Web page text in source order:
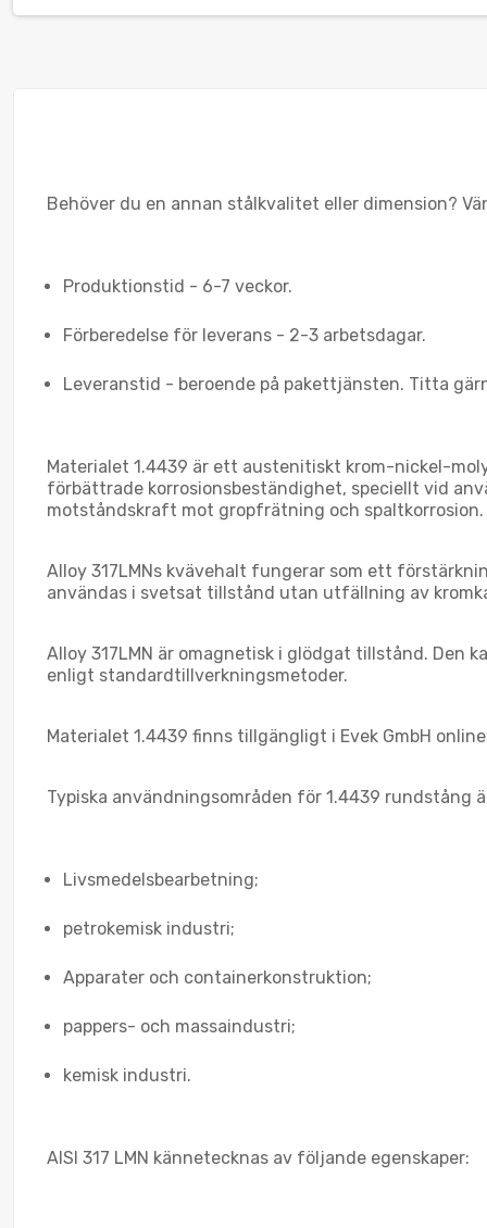
Behöver du en annan stålkvalitet eller dimension?
Produktionstid - 6-7 veckor.
Förberedelse för leverans - 2-3 arbetsdagar.
Leveranstid - beroende på pakettjänsten. Titta
Materialet 1.4439 är ett austenitiskt krom-nickel-
förbättrade korrosionsbeständighet, speciellt vid
motståndskraft mot gropfrätning och spaltkorrosion.
Alloy 317LMNs kvävehalt fungerar som ett
användas i svetsat tillstånd utan utfällning av
Alloy 317LMN är omagnetisk i glödgat tillstånd. Den
enligt standardtillverkningsmetoder.
Materialet 1.4439 finns tillgängligt i Evek GmbH
Typiska användningsområden för 1.4439 rundstång
Livsmedelsbearbetning;
petrokemisk industri;
Apparater och containerkonstruktion;
pappers- och massaindustri;
kemisk industri.
AISI 317 LMN kännetecknas av följande egenskaper: